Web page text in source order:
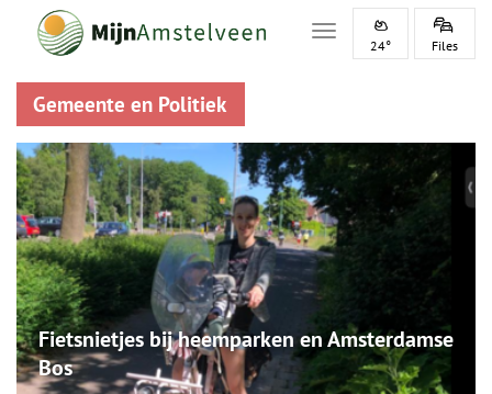
Toggle navigation
24° Files
Gemeente en Politiek
Fietsnietjes bij heemparken en Amsterdamse
Bos